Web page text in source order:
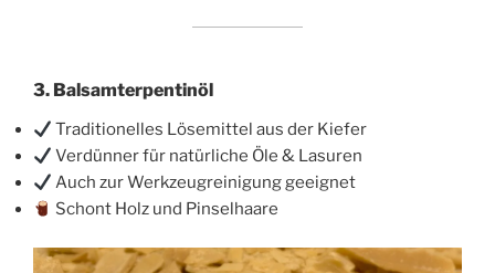
3. Balsamterpentinöl
Traditionelles Lösemittel aus der Kiefer
Verdünner für natürliche Öle & Lasuren
Auch zur Werkzeugreinigung geeignet
Schont Holz und Pinselhaare